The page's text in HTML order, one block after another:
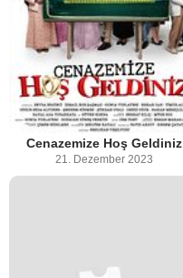
Cenazemize Hoş Geldiniz
21. Dezember 2023